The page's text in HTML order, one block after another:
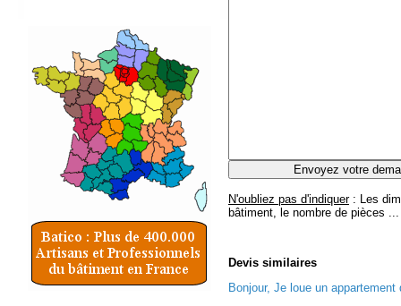
N'oubliez pas d'indiquer: Les
bâtiment, le nombre de pièces ...
Devis similaires
Bonjour, Je loue un appartement